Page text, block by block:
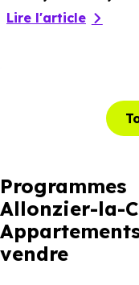
Lire l'article
Allonzier-
vendre